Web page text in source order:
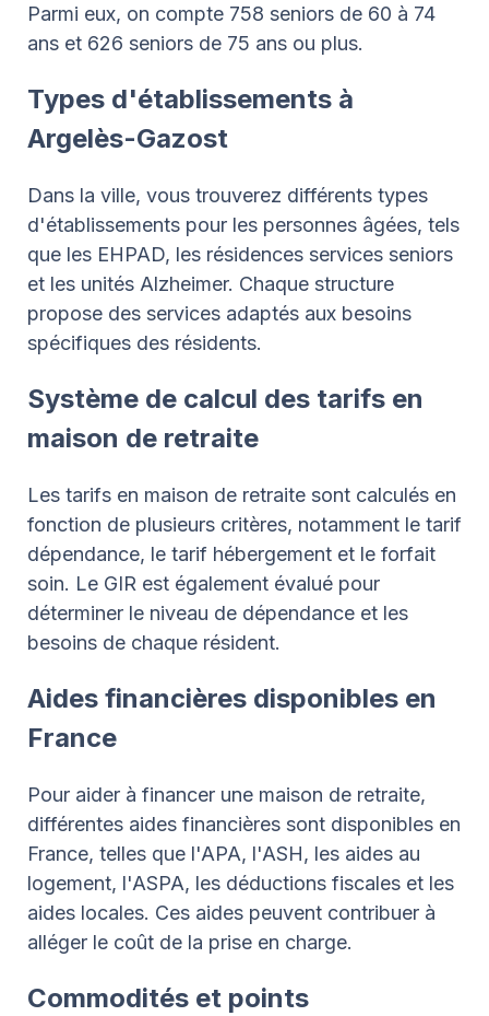
Parmi eux, on compte 758 seniors de 60 à 74
ans et 626 seniors de 75 ans ou plus.
Types d'établissements à
Argelès-Gazost
Dans la ville, vous trouverez différents types
d'établissements pour les personnes âgées, tels
que les EHPAD, les résidences services seniors
et les unités Alzheimer. Chaque structure
propose des services adaptés aux besoins
spécifiques des résidents.
Système de calcul des tarifs en
maison de retraite
Les tarifs en maison de retraite sont calculés en
fonction de plusieurs critères, notamment le tarif
dépendance, le tarif hébergement et le forfait
soin. Le GIR est également évalué pour
déterminer le niveau de dépendance et les
besoins de chaque résident.
Aides financières disponibles en
France
Pour aider à financer une maison de retraite,
différentes aides financières sont disponibles en
France, telles que l'APA, l'ASH, les aides au
logement, l'ASPA, les déductions fiscales et les
aides locales. Ces aides peuvent contribuer à
alléger le coût de la prise en charge.
Commodités et points